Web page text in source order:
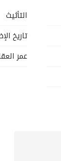
bedrooms: 2
التأثيث
تاريخ
عمر